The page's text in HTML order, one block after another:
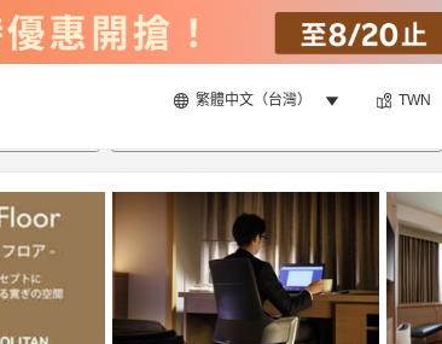
繁體中文（台灣） TWN